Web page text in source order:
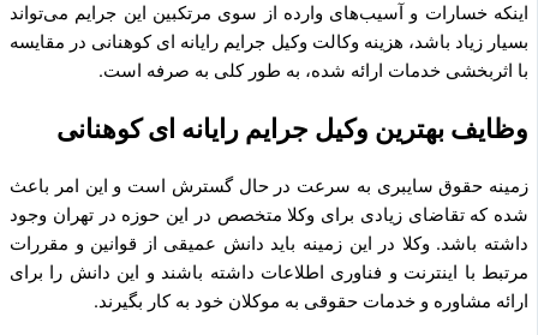
اینکه خسارات و آسیب‌های وارده از سوی مرتکبین این جرایم می‌تواند
بسیار زیاد باشد، هزینه وکالت وکیل جرایم رایانه ای کوهنانی در مقایسه
با اثربخشی خدمات ارائه شده، به طور کلی به صرفه است.
وظایف بهترین وکیل جرایم رایانه ای کوهنانی
زمینه حقوق سایبری به سرعت در حال گسترش است و این امر باعث
شده که تقاضای زیادی برای وکلا متخصص در این حوزه در تهران وجود
داشته باشد. وکلا در این زمینه باید دانش عمیقی از قوانین و مقررات
مرتبط با اینترنت و فناوری اطلاعات داشته باشند و این دانش را برای
ارائه مشاوره و خدمات حقوقی به موکلان خود به کار بگیرند.